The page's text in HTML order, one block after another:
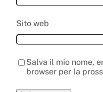
Sito web
Salva il mio nome,
browser per la